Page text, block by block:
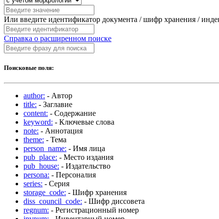
Или введите идентификатор документа / шифр хранения /
Справка о расширенном поиске
Поисковые поля:
author: - Автор
title: - Заглавие
content: - Содержание
keyword: - Ключевые слова
note: - Аннотация
theme: - Тема
person_name: - Имя лица
pub_place: - Место издания
pub_house: - Издательство
persona: - Персоналия
series: - Серия
storage_code: - Шифр хранения
diss_council_code: - Шифр диссовета
regnum: - Регистрационный номер